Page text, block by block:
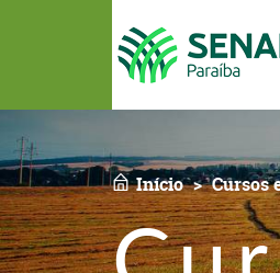
Início Cursos